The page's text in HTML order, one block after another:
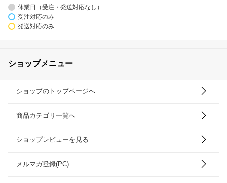
休業日（受注・発送対応なし）
受注対応のみ
発送対応のみ
ショップメニュー
ショップのトップページへ
商品カテゴリ一覧へ
ショップレビューを見る
メルマガ登録(PC)